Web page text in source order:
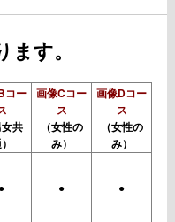
す。
コー
女共
画像Cコー
ス
（女性の
み）
画像Dコー
ス
（女性の
み）
● ● ●